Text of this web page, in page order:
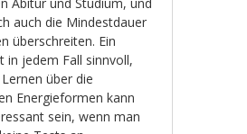
auch die Mindestdauer
überschreiten. Ein
in jedem Fall sinnvoll,
über die
Energieformen kann
sein, wenn man